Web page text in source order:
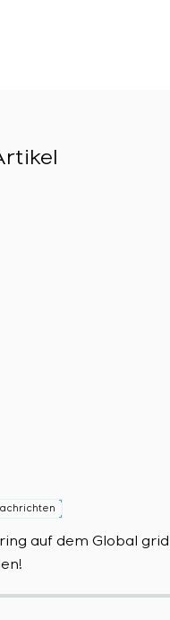
auf dem Global